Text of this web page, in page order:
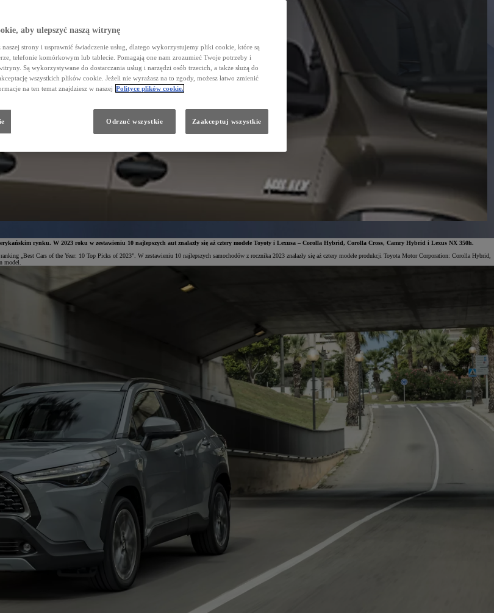
rynku. W 2023 roku w zestawieniu 10 najlepszych aut znalazły się aż cztery modele Toyoty i Lexusa – Corolla Hybrid, Corolla Cross, Camry Hybrid i Lexus NX 350h.
„Best Cars of the Year: 10 Top Picks of 2023”. W zestawieniu 10 najlepszych samochodów z rocznika 2023 znalazły się aż cztery modele produkcji Toyota Motor Corporation: Corolla Hybrid,
model.
aby ulepszyć naszą witrynę
naszej strony i usprawnić świadczenie usług, dlatego wykorzystujemy pliki cookie, które są
telefonie komórkowym lub tablecie. Pomagają one nam zrozumieć Twoje potrzeby i
Są wykorzystywane do dostarczania usług i narzędzi osób trzecich, a także służą do
wszystkich plików cookie. Jeżeli nie wyrażasz na to zgody, możesz łatwo zmienić
na ten temat znajdziesz w naszej Polityce plików cookie.
Odrzuć wszystkie Zaakceptuj wszystkie